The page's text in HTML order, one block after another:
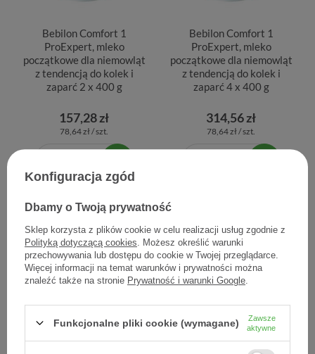
Bebilon Comfort 1
ProExpert, mleko
początkowe dla niemowląt
z tendencją do kolek i
zaparć 2 x 400 g
157,28 zł
78,64 zł / szt.
Bebilon Comfort 1
ProExpert, mleko
początkowe dla niemowląt
z tendencją do kolek i
zaparć 4 x 400 g
314,56 zł
78,64 zł / szt.
ProExpert, mleko
początkowe dla niemowląt
Bebilon Comfort 1
ProExpert, mleko
początkowe dla niemowląt
Konfiguracja zgód
Dbamy o Twoją prywatność
Sklep korzysta z plików cookie w celu realizacji usług zgodnie z
Polityką dotyczącą cookies . Możesz określić warunki
przechowywania lub dostępu do cookie w Twojej przeglądarce.
Więcej informacji na temat warunków i prywatności można
znaleźć także na stronie Prywatność i warunki Google
Funkcjonalne pliki cookie (wymagane)
Zawsze
aktywne